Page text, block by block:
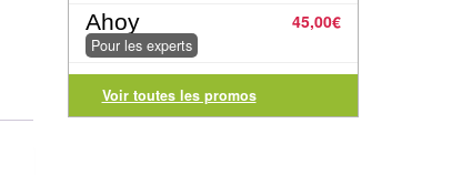
45,00€
Ahoy
Pour les experts
Voir toutes les promos